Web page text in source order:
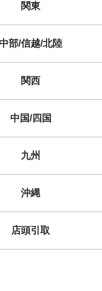
関東
中部/信越/北陸
関西
中国/四国
九州
沖縄
店頭引取